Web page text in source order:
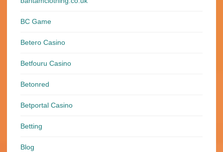
BC Game
Betero Casino
Betfouru Casino
Betonred
Betportal Casino
Betting
Blog